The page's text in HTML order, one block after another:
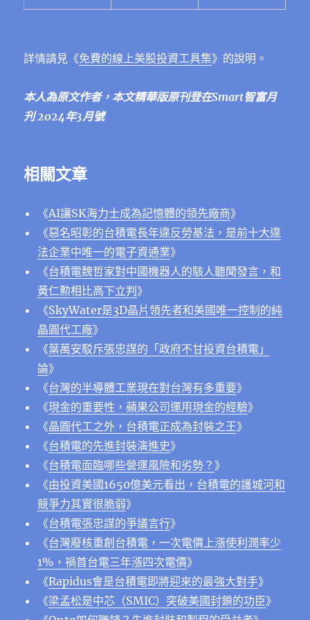
詳情請見《免費的線上美股投資工具集》的說明。
本人為原文作者，本文精華版原刊登在Smart智富月
刋 2024年3月號
相關文章
《AI讓SK海力士成為記憶體的領先廠商》
《惡名昭彰的台積電長年違反勞基法，是前十大違
法企業中唯一的電子資通業》
《台積電魏哲家對中國機器人的駭人聽聞發言，和
黃仁勲相比高下立判》
《SkyWater是3D晶片領先者和美國唯一控制的純
晶圓代工廠》
《葉萬安駁斥張忠謀的「政府不甘投資台積電」
論》
《台灣的半導體工業現在對台灣有多重要》
《現金的重要性，蘋果公司運用現金的經驗》
《晶圓代工之外，台積電正成為封裝之王》
《台積電的先進封裝演進史》
《台積電面臨哪些營運風險和劣勢？》
《由投資美國1650億美元看出，台積電的護城河和
競爭力其實很脆弱》
《台積電張忠謀的爭議言行》
《台灣廢核重創台積電，一次電價上漲使利潤率少
1%，禍首台電三年漲四次電價》
《Rapidus會是台積電即將迎來的最強大對手》
《梁孟松是中芯（SMIC）突破美國封鎖的功臣》